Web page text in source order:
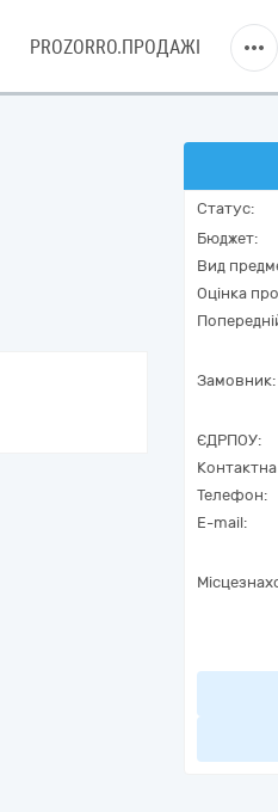
PROZORRO.ПРОДАЖІ
Статус:
Бюджет:
Вид
Оцінка
Замовник:
ЄДРПОУ:
Телефон:
E-mail: